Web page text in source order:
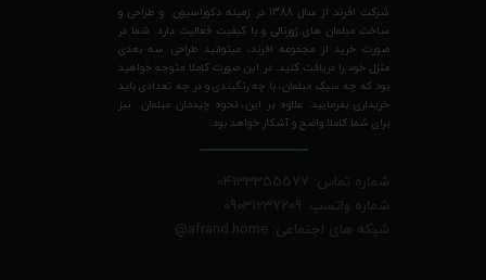
شرکت افرند از سال 1388 در زمینه دکوراسیون و طراحی و
ساخت مبلمان های ژورنالی و با کیفیت فعالیت دارد. شما در
صورت خرید از مجموعه افرند، میتوانید طراحی سه بعدی
منزل خود را دریافت کنید. در این صورت کاملا متوجه خواهید
بود که چه سبک مبلمان، با چه رنگبندی و در چه تعدادی باید
خریداری بفرمایید. علاوه بر این، نحوه چیدمان مبلمان نیز
برای شما کاملا واضح و آشکار خواهد بود.
شماره تماس: 04133355577
شماره واتسپ: 09031237209
شبکه های اجتماعی: afrand.home
@